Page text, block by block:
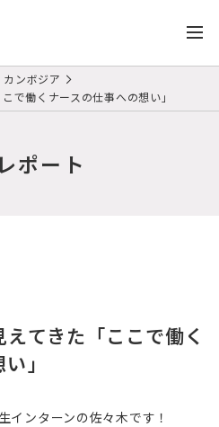
カンボジア
で働くナースの仕事への想い」
ポート
てきた「ここで働く
」
インターンの佐々木です！